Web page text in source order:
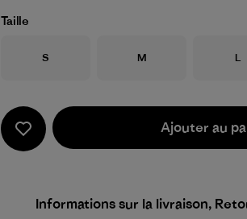
Taille
Taille
S Taille
M L
Ajouter au
Informations sur la livraison,